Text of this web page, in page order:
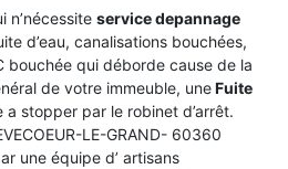
n’nécessite service depannage
d’eau, canalisations bouchées,
bouchée qui déborde cause de la
de votre immeuble, uneFuite
a stopper par le robinet d’arrêt.
LE-GRAND- 60360
une équipe d’ artisans